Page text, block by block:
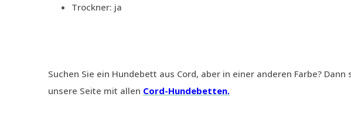
Trockner: ja
Suchen Sie ein Hundebett aus Cord, aber in einer anderen Farbe? Dann
unsere Seite mit allen Cord-Hundebetten.